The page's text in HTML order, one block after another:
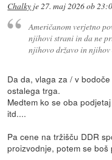
Chalky je27. maj 2026 ob
Američanom verjetno
njihovi strani in da ne
njihovo državo in
Da da, vlaga za / v
ostalega trga.
Medtem ko se oba
itd....
Pa cene na tržišču DDR
proizvodnje, potem se